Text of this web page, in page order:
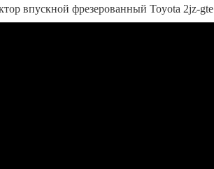
впускной фрезерованный Toyota 2jz-gte